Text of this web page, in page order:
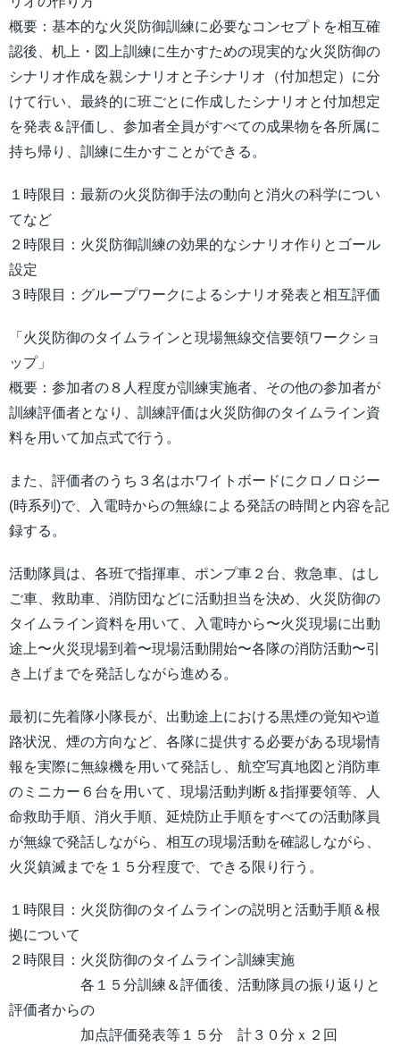
概要：基本的な火災防御訓練に必要なコンセプトを相互確
認後、机上・図上訓練に生かすための現実的な火災防御の
シナリオ作成を親シナリオと子シナリオ（付加想定）に分
けて行い、最終的に班ごとに作成したシナリオと付加想定
を発表＆評価し、参加者全員がすべての成果物を各所属に
持ち帰り、訓練に生かすことができる。
１時限目：最新の火災防御手法の動向と消火の科学につい
てなど
２時限目：火災防御訓練の効果的なシナリオ作りとゴール
設定
３時限目：グループワークによるシナリオ発表と相互評価
「火災防御のタイムラインと現場無線交信要領ワークショ
ップ」
概要：参加者の８人程度が訓練実施者、その他の参加者が
訓練評価者となり、訓練評価は火災防御のタイムライン資
料を用いて加点式で行う。
また、評価者のうち３名はホワイトボードにクロノロジー
(時系列)で、入電時からの無線による発話の時間と内容を記
録する。
活動隊員は、各班で指揮車、ポンプ車２台、救急車、はし
ご車、救助車、消防団などに活動担当を決め、火災防御の
タイムライン資料を用いて、入電時から〜火災現場に出動
途上〜火災現場到着〜現場活動開始〜各隊の消防活動〜引
き上げまでを発話しながら進める。
最初に先着隊小隊長が、出動途上における黒煙の覚知や道
路状況、煙の方向など、各隊に提供する必要がある現場情
報を実際に無線機を用いて発話し、航空写真地図と消防車
のミニカー６台を用いて、現場活動判断＆指揮要領等、人
命救助手順、消火手順、延焼防止手順をすべての活動隊員
が無線で発話しながら、相互の現場活動を確認しながら、
火災鎮滅までを１５分程度で、できる限り行う。
１時限目：火災防御のタイムラインの説明と活動手順＆根
拠について
２時限目：火災防御のタイムライン訓練実施
各１５分訓練＆評価後、活動隊員の振り返りと
評価者からの
加点評価発表等１５分 計３０分ｘ２回